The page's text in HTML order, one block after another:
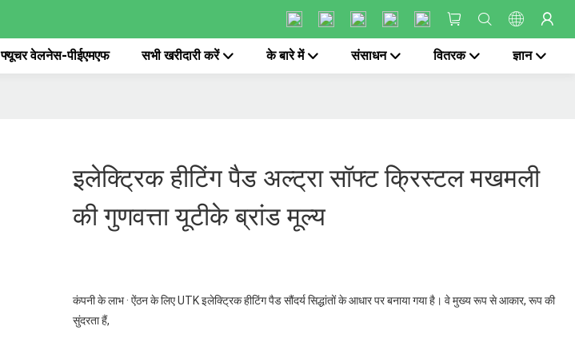
फ्यूचर वेलनेस-पीईएमएफ सभी खरीदारी करें के बारे में संसाधन वितरक ज्ञान
इलेक्ट्रिक हीटिंग पैड अल्ट्रा सॉफ्ट क्रिस्टल मखमली
की गुणवत्ता यूटीके ब्रांड मूल्य
कंपनी के लाभ · ऐंठन के लिए UTK इलेक्ट्रिक हीटिंग पैड सौंदर्य सिद्धांतों के आधार पर बनाया गया है। वे मुख्य रूप से आकार, रूप की
सुंदरता हैं,